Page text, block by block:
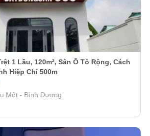
1 Lầu, 120m², Sân Ô Tô Rộng, Cách
Hiệp Chỉ 500m
Một - Bình Dương